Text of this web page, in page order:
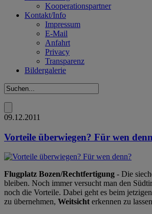
Kooperationspartner
Kontakt/Info
Impressum
E-Mail
Anfahrt
Privacy
Transparenz
Bildergalerie
09.12.2011
Vorteile überwiegen? Für wen
Flugplatz Bozen/Rechtfertigung - Die
bleiben. Noch immer versucht man den
noch die Vorteile. Dabei geht es beim
zu übernehmen, Weitsicht erkennen zu